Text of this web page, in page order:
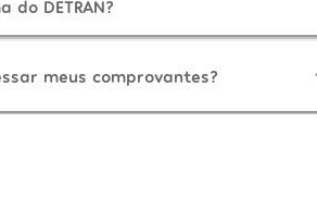
do DETRAN?
meus comprovantes?